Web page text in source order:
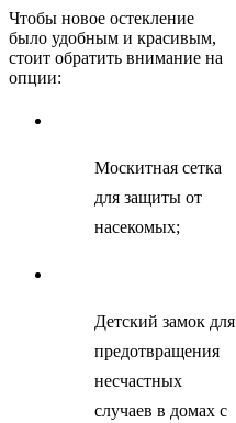
Чтобы новое остекление
было удобным и красивым,
стоит обратить внимание на
опции:
Москитная сетка
для защиты от
насекомых;
Детский замок для
предотвращения
несчастных
случаев в домах с